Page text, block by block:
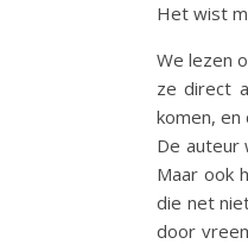
Het wist
We lezen
ze direct
komen, en
De auteur
Maar ook
die net
door